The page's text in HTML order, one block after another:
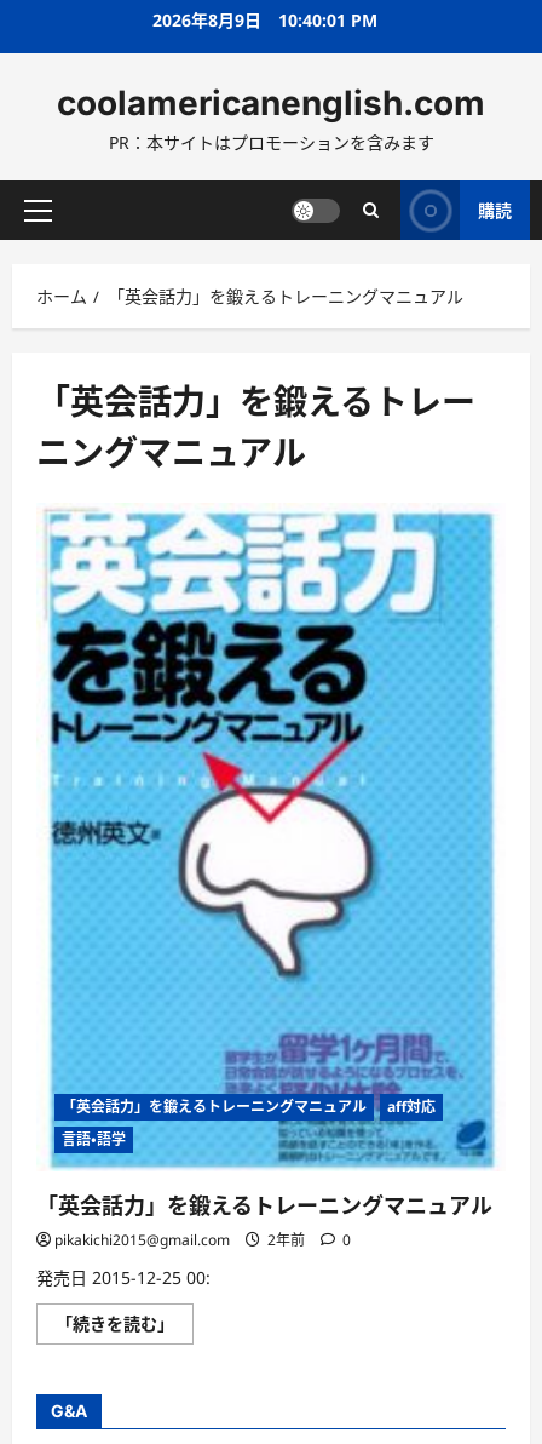
ス
ッ
2026年8月9日 10:40:02 PM
coolamericanenglish.com
PR：本サイトはプロモーションを含みます
メ
メ
ニ
購読
ホーム 「英会話力」を鍛えるトレーニングマニュアル
「英会話力」を鍛えるトレー
ニングマニュアル
「英会話力」を鍛えるトレーニングマニュアル
aff対応
言語・語学
「英会話力」を鍛えるトレーニングマニュアル
pikakichi2015@gmail.com 2年前 0
発売日 2015-12-25 00:
「続きを読む」
会
え
G&A